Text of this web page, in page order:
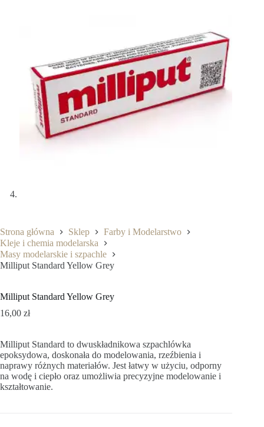
Strona główna Sklep
Farby i Modelarstwo
Kleje i chemia modelarska
Masy modelarskie i szpachle
Milliput Standard Yellow Grey
Milliput Standard Yellow Grey
16,00 zł
Milliput Standard to dwuskładnikowa szpachlówka
epoksydowa, doskonała do modelowania, rzeźbienia i
naprawy różnych materiałów. Jest łatwy w użyciu, odporny
na wodę i ciepło oraz umożliwia precyzyjne modelowanie i
kształtowanie.